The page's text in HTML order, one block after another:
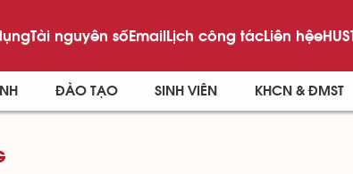
Tài nguyên sốEmailLịch công tácLiên hệ
ĐÀO TẠO SINH VIÊN KHCN & ĐMST